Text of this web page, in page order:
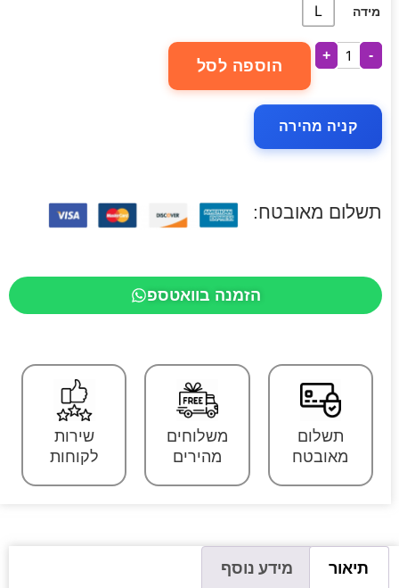
מידה L
-
+
הוספה לסל
קניה מהירה
תשלום מאובטח:
הזמנה בוואטספ
תשלום
מאובטח
משלוחים
מהירים
שירות
לקוחות
תיאור מידע נוסף